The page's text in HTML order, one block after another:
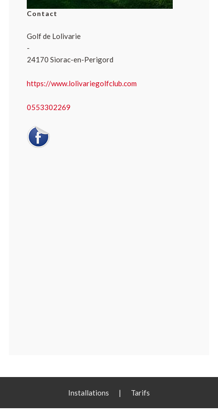
Contact
Golf de Lolivarie
-
24170 Siorac-en-Perigord
https://www.lolivariegolfclub.com
0553302269
Installations | Tarifs